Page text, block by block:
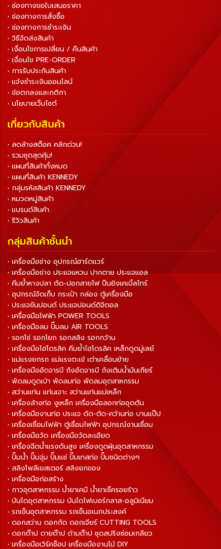
• ช่องทางขอใบเสนอราคา
• ช่องทางการสั่งซื้อ
• ช่องทางการชำระเงิน
• วิธีจัดส่งสินค้า
• เงื่อนไขการเปลี่ยน / คืนสินค้า
• เงื่อนไข PRE-ORDER
• การรับประกันสินค้า
• แจ้งชำระเงินออนไลน์
• ข้อตกลงและกติกา
• นโยบายเว็บไซต์
เกี่ยวกับสินค้า
• ลดล้างสต็อค คลิกด่วน!
• รวมชุดสุดคุ้ม!
• แผนที่สินค้าทั้งหมด
• แผนที่สินค้า KENNEDY
• กลุ่มรหัสสินค้า KENNEDY
• หมวดหมู่สินค้า
• แบรนด์สินค้า
• รีวิวสินค้า
กลุ่มสินค้าชั้นนำ
• เครื่องมือช่าง อุปกรณ์ฮาร์ดแวร์
• เครื่องมือช่าง ประแจแหวน ปากตาย ประแจแอล
• คีมย้ำหางปลา ตัด-ปอกสายไฟ ปืนยิงเคเบิ้ลไทร์
• อุปกรณ์จัดเก็บ กระเป๋า กล่อง ตู้เครื่องมือ
• ประแจขันปอนด์ ประแจปอนด์ดิจิตอล
• เครื่องมือไฟฟ้า POWER TOOLS
• เครื่องมือลม ปั๊มลม AIR TOOLS
• รอกโซ่ รอกโยก รอกสลิง รอกกว้าน
• เครื่องมือไฮโดรลิค คีมย้ำไฮโดรลิค เหล็กดูดมู่เลย์
• แม่แรงยกรถ แม่แรงตะเข้ เต่าเคลื่อนย้าย
• เครื่องมืออัดจารบี ถังอัดจารบี ถังเติมน้ำมันเกียร์
• พัดลมดูดเป่า พัดลมท่อ พัดลมอุตสาหกรรม
• สว่านแท่น แท่นเจาะ สว่านแท่นแม่เหล็ก
• เครื่องล้างท่อ งูเหล็ก เครื่องมือลอกท่ออุดตัน
• เครื่องมืองานท่อ ประแจ ดัด-ตัด-คว้านท่อ บานแป๊ป
• เครื่องเชื่อมไฟฟ้า ตู้เชื่อมไฟฟ้า อุปกรณ์งานเชื่อม
• เครื่องมือวัด เครื่องมือวัดละเอียด
• เครื่องฉีดน้ำแรงดันสูง เครื่องดูดฝุ่นอุตสาหกรรม
• ปั๊มน้ำ ปั๊มจุ่ม ปั๊มแช่ ปั๊มเทสท่อ ปั๊มชนิดต่างๆ
• สลิงโพลีเยสเตอร์ สลิงยกของ
• เครื่องมือก่อสร้าง
• กาวอุตสาหกรรม น้ำยาเคมี น้ำยาเช็ครอยร้าว
• บันไดอุตสาหกรรม บันไดไฟเบอร์กลาส-อลูมิเนียม
• รถเข็นอุตสาหกรรม รถเข็นอเนกประสงค์
• ดอกสว่าน ดอกกัด ดอกเจียร์ CUTTING TOOLS
• ดอกต๊าป ดายต๊าป ด้ามต๊าป ชุดสปริงซ่อมเกลียว
• เครื่องมือเวิร์คช็อป เครื่องมืองานไม้ DIY